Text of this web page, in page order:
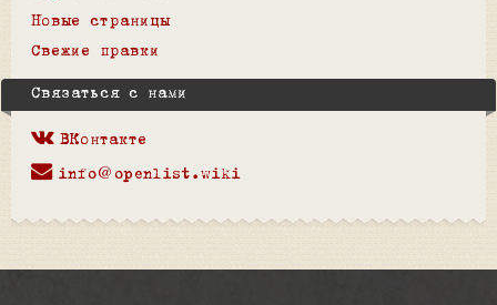
Новые страницы
Свежие правки
Связаться с нами
ВКонтакте
info@openlist.wiki